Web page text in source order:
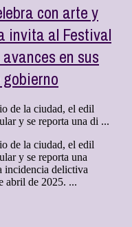
con arte y
invita al Festival
en sus
de la ciudad, el edil
y se reporta una di ...
de la ciudad, el edil
y se reporta una
incidencia delictiva
abril de 2025. ...